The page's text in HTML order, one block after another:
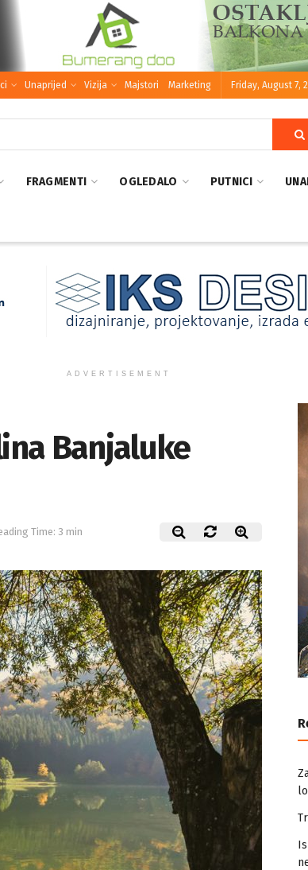
Unaprijed Vizija Majstori Marketing Friday, August 7,
FRAGMENTI OGLEDALO PUTNICI
ADVERTISEMENT
Banjaluke
Time: 3 min